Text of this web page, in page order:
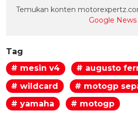
Temukan konten
Google News
Tag
# mesin v4
# augusto
# wildcard
# motogp
# yamaha
# motogp